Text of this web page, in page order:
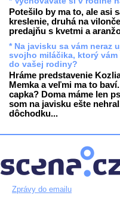
Potešilo by ma to, ale asi
kreslenie, druhá na
predajňu s kvetmi a
* Na javisku sa vám neraz
svojho miláčika, ktorý
do vašej rodiny?
Hráme predstavenie
Memka a veľmi ma to
capka? Doma máme len
som na javisku ešte
dôchodku...
Zprávy do emailu